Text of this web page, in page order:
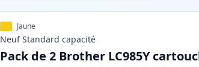
Jaune
Neuf Standard capacité
Pack de 2 Brother LC985Y